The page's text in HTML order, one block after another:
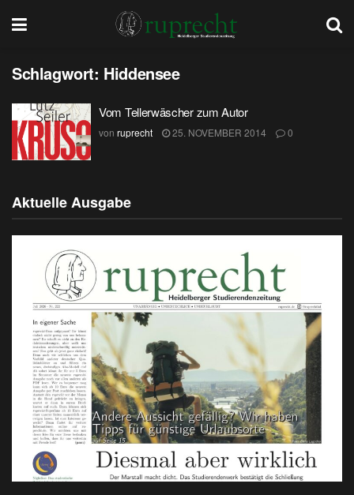
Schlagwort: Hiddensee
Vom Tellerwäscher zum Autor
von ruprecht 25. NOVEMBER 2014 0
Aktuelle Ausgabe